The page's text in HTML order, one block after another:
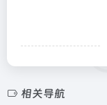
相关导航